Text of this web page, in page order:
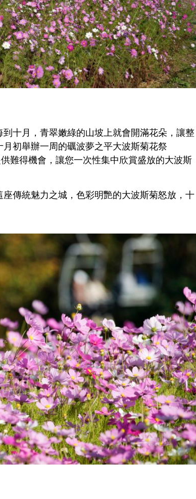
十月，青翠嫩綠的山坡上就會開滿花朵，讓整
初舉辦一周的礪波夢之平大波斯菊花祭
難得機會，讓您一次性集中欣賞盛放的大波斯
傳統魅力之城，色彩明艷的大波斯菊怒放，十